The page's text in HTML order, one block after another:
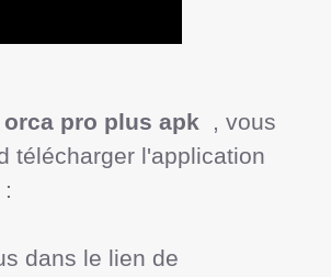
orca pro plus apk
  , vous
dans le lien de